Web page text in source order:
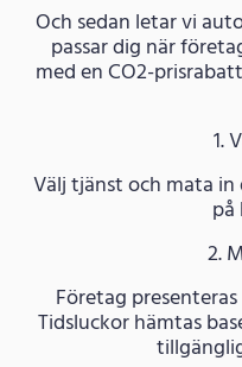
Och sedan letar vi
passar dig när
med en CO2-
1.
Välj tjänst och mata
2.
Företag
Tidsluckor hämtas